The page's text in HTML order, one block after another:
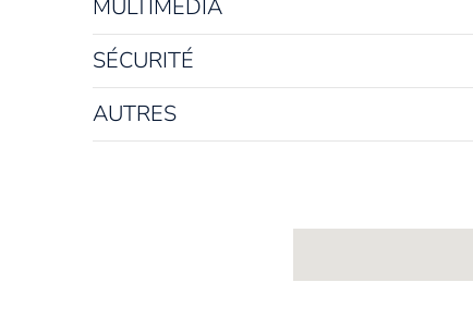
MULTIMÉDIA
SÉCURITÉ
AUTRES